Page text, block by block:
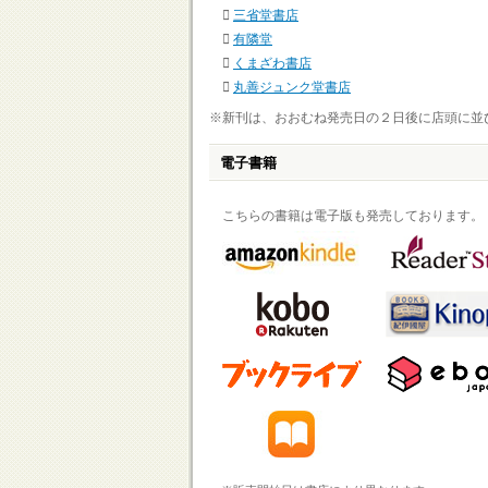
三省堂書店
有隣堂
くまざわ書店
丸善ジュンク堂書店
※新刊は、おおむね発売日の２日後に店頭に並
電子書籍
こちらの書籍は電子版も発売しております。